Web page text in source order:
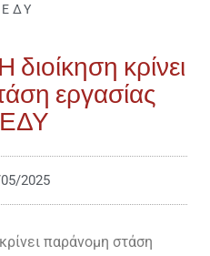
κρίνει
εργασίας
2025
παράνομη στάση